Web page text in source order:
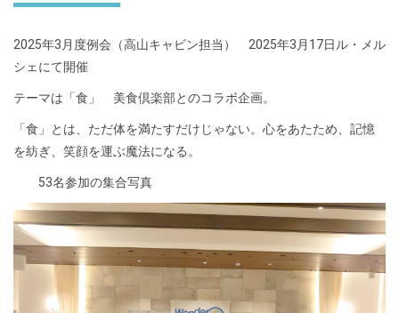
2025年3月度例会（高山キャビン担当） 2025年3月17日ル・メル
シェにて開催
テーマは「食」 美食倶楽部とのコラボ企画。
「食」とは、ただ体を満たすだけじゃない。心をあたため、記憶
を紡ぎ、笑顔を運ぶ魔法になる。
53名参加の集合写真